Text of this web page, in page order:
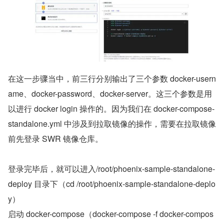
在这一步骤当中，前三行分别输出了三个参数 docker-usern
ame、docker-password、docker-server。这三个参数是用
以进行 docker login 操作的。因为我们在 docker-compose-
standalone.yml 中涉及到拉取镜像的操作，需要在拉取镜像
前先登录 SWR 镜像仓库。
登录完毕后，就可以进入/root/phoenix-sample-standalone-
deploy 目录下（cd /root/phoenix-sample-standalone-deplo
y）
启动 docker-compose（docker-compose -f docker-compos